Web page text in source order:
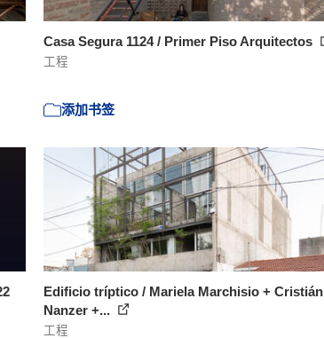
Casa Segura 1124 / Primer Piso Arquitectos
工程
添加书签
Edificio tríptico / Mariela Marchisio + Cristián
Nanzer +...
工程